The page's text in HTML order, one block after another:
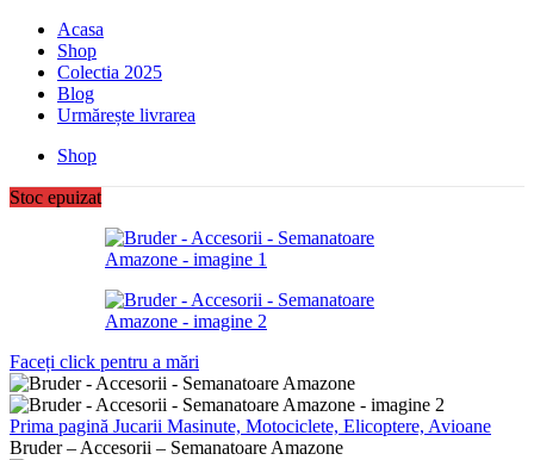
Acasa
Shop
Colectia 2025
Blog
Urmărește livrarea
Shop
Stoc epuizat
Faceți click pentru a mări
Prima pagină Jucarii Masinute, Motociclete, Elicoptere, Avioane
Bruder – Accesorii – Semanatoare Amazone